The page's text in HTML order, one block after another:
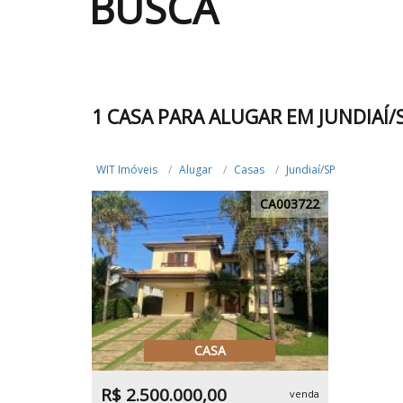
1 CASA PARA ALUGAR EM JUNDIAÍ/
WIT Imóveis Alugar Casas Jundiaí/SP
CA003722
CASA
R$ 2.500.000,00 venda